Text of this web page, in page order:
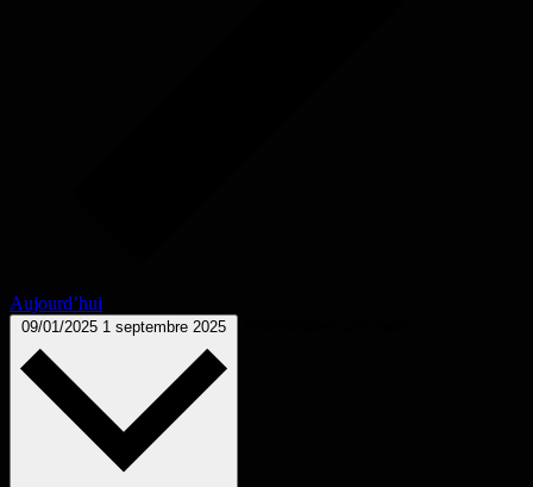
Aujourd’hui
09/01/2025 1 septembre 2025